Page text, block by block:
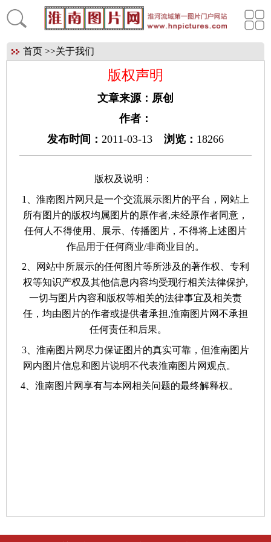
首页>>关于我们
版权声明
文章来源： 原创
作者：
发布时间： 2011-03-13 浏览： 18266
版权及说明：
1、淮南图片网只是一个交流展示图片的平台，网站上
所有图片的版权均属图片的原作者,未经原作者同意，
任何人不得使用、展示、传播图片，不得将上述图片
作品用于任何商业/非商业目的。
2、网站中所展示的任何图片等所涉及的著作权、专利
权等知识产权及其他信息内容均受现行相关法律保护,
一切与图片内容和版权等相关的法律事宜及相关责
任，均由图片的作者或提供者承担,淮南图片网不承担
任何责任和后果。
3、淮南图片网尽力保证图片的真实可靠，但淮南图片
网内图片信息和图片说明不代表淮南图片网观点。
4、淮南图片网享有与本网相关问题的最终解释权。